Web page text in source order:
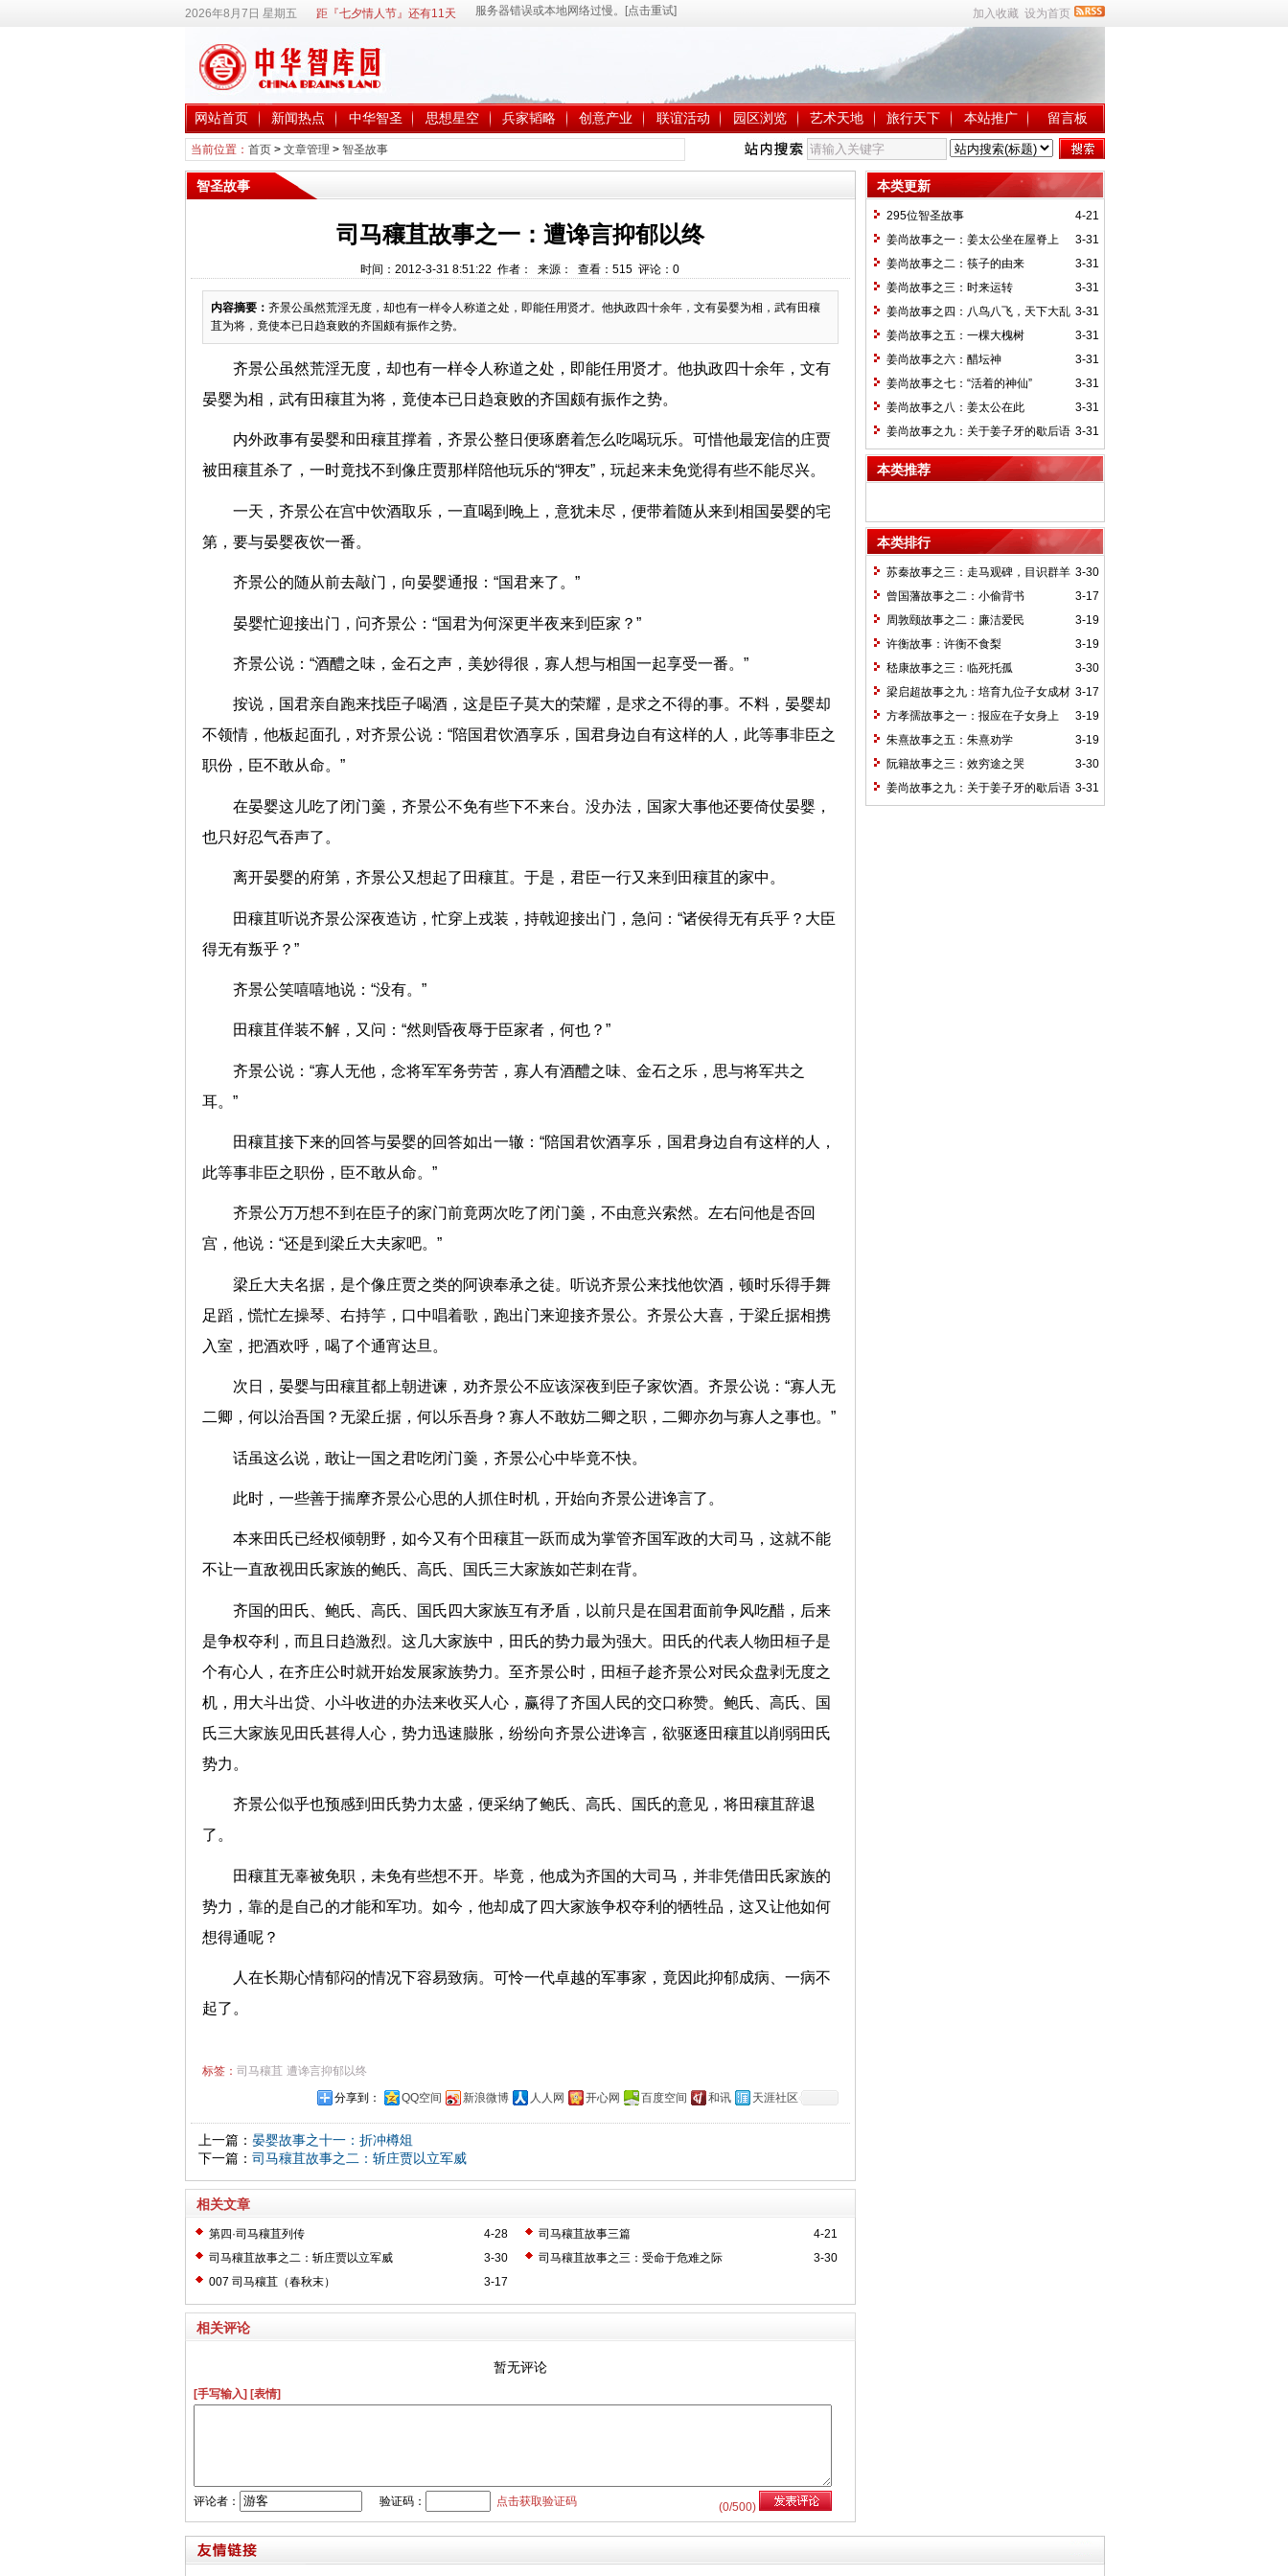
2026年8月7日 星期五 距『七夕情人节』还有11天 加入收藏 设为首页
网站首页 新闻热点 中华智圣 思想星空 兵家韬略 创意产业 联谊活动 园区浏览 艺术天地 旅行天下 本站推广 留言板
当前位置： 首页> 文章管理 > 智圣故事
智圣故事
司马穰苴故事之一：遭谗言抑郁以终
时间：2012-3-31 8:51:22 作者： 来源： 查看： 515 评论： 0
内容摘要： 齐景公虽然荒淫无度，却也有一样令人称道之处，即能任用贤才。他执政四十余年，文有晏婴为相，武有田穰
苴为将，竟使本已日趋衰败的齐国颇有振作之势。
齐景公虽然荒淫无度，却也有一样令人称道之处，即能任用贤才。他执政四十余年，文有
晏婴为相，武有田穰苴为将，竟使本已日趋衰败的齐国颇有振作之势。
内外政事有晏婴和田穰苴撑着，齐景公整日便琢磨着怎么吃喝玩乐。可惜他最宠信的庄贾
被田穰苴杀了，一时竟找不到像庄贾那样陪他玩乐的“狎友”，玩起来未免觉得有些不能尽兴。
一天，齐景公在宫中饮酒取乐，一直喝到晚上，意犹未尽，便带着随从来到相国晏婴的宅
第，要与晏婴夜饮一番。
齐景公的随从前去敲门，向晏婴通报：“国君来了。”
晏婴忙迎接出门，问齐景公：“国君为何深更半夜来到臣家？”
齐景公说：“酒醴之味，金石之声，美妙得很，寡人想与相国一起享受一番。”
按说，国君亲自跑来找臣子喝酒，这是臣子莫大的荣耀，是求之不得的事。不料，晏婴却
不领情，他板起面孔，对齐景公说：“陪国君饮酒享乐，国君身边自有这样的人，此等事非臣之
职份，臣不敢从命。”
在晏婴这儿吃了闭门羹，齐景公不免有些下不来台。没办法，国家大事他还要倚仗晏婴，
也只好忍气吞声了。
离开晏婴的府第，齐景公又想起了田穰苴。于是，君臣一行又来到田穰苴的家中。
田穰苴听说齐景公深夜造访，忙穿上戎装，持戟迎接出门，急问：“诸侯得无有兵乎？大臣
得无有叛乎？”
齐景公笑嘻嘻地说：“没有。”
田穰苴佯装不解，又问：“然则昏夜辱于臣家者，何也？”
齐景公说：“寡人无他，念将军军务劳苦，寡人有酒醴之味、金石之乐，思与将军共之
耳。”
田穰苴接下来的回答与晏婴的回答如出一辙：“陪国君饮酒享乐，国君身边自有这样的人，
此等事非臣之职份，臣不敢从命。”
齐景公万万想不到在臣子的家门前竟两次吃了闭门羹，不由意兴索然。左右问他是否回
宫，他说：“还是到梁丘大夫家吧。”
梁丘大夫名据，是个像庄贾之类的阿谀奉承之徒。听说齐景公来找他饮酒，顿时乐得手舞
足蹈，慌忙左操琴、右持竽，口中唱着歌，跑出门来迎接齐景公。齐景公大喜，于梁丘据相携
入室，把酒欢呼，喝了个通宵达旦。
次日，晏婴与田穰苴都上朝进谏，劝齐景公不应该深夜到臣子家饮酒。齐景公说：“寡人无
二卿，何以治吾国？无梁丘据，何以乐吾身？寡人不敢妨二卿之职，二卿亦勿与寡人之事也。”
话虽这么说，敢让一国之君吃闭门羹，齐景公心中毕竟不快。
此时，一些善于揣摩齐景公心思的人抓住时机，开始向齐景公进谗言了。
本来田氏已经权倾朝野，如今又有个田穰苴一跃而成为掌管齐国军政的大司马，这就不能
不让一直敌视田氏家族的鲍氏、高氏、国氏三大家族如芒刺在背。
齐国的田氏、鲍氏、高氏、国氏四大家族互有矛盾，以前只是在国君面前争风吃醋，后来
是争权夺利，而且日趋激烈。这几大家族中，田氏的势力最为强大。田氏的代表人物田桓子是
个有心人，在齐庄公时就开始发展家族势力。至齐景公时，田桓子趁齐景公对民众盘剥无度之
机，用大斗出贷、小斗收进的办法来收买人心，赢得了齐国人民的交口称赞。鲍氏、高氏、国
氏三大家族见田氏甚得人心，势力迅速臌胀，纷纷向齐景公进谗言，欲驱逐田穰苴以削弱田氏
势力。
齐景公似乎也预感到田氏势力太盛，便采纳了鲍氏、高氏、国氏的意见，将田穰苴辞退
了。
田穰苴无辜被免职，未免有些想不开。毕竟，他成为齐国的大司马，并非凭借田氏家族的
势力，靠的是自己的才能和军功。如今，他却成了四大家族争权夺利的牺牲品，这又让他如何
想得通呢？
人在长期心情郁闷的情况下容易致病。可怜一代卓越的军事家，竟因此抑郁成病、一病不
起了。
标签： 司马穰苴 遭谗言抑郁以终
分享到：
QQ空间 新浪微博 人人网 开心网 百度空间 和讯 天涯社区
上一篇： 晏婴故事之十一：折冲樽俎
下一篇： 司马穰苴故事之二：斩庄贾以立军威
相关文章
4-28
第四·司马穰苴列传 4-21
司马穰苴故事三篇
3-30
司马穰苴故事之二：斩庄贾以立军威 3-30
司马穰苴故事之三：受命于危难之际
3-17
007 司马穰苴（春秋末）
相关评论
暂无评论
[手写输入] [表情]
(0/500)
评论者： 验证码： 点击获取验证码
本类更新
4-21
295位智圣故事
3-31
姜尚故事之一：姜太公坐在屋脊上
3-31
姜尚故事之二：筷子的由来
3-31
姜尚故事之三：时来运转
3-31
姜尚故事之四：八鸟八飞，天下大乱
3-31
姜尚故事之五：一棵大槐树
3-31
姜尚故事之六：醋坛神
3-31
姜尚故事之七：“活着的神仙”
3-31
姜尚故事之八：姜太公在此
3-31
姜尚故事之九：关于姜子牙的歇后语
本类推荐
本类排行
3-30
苏秦故事之三：走马观碑，目识群羊
3-17
曾国藩故事之二：小偷背书
3-19
周敦颐故事之二：廉洁爱民
3-19
许衡故事：许衡不食梨
3-30
嵇康故事之三：临死托孤
3-17
梁启超故事之九：培育九位子女成材
的神奇“小妾”——王桂荃
3-19
方孝孺故事之一：报应在子女身上
3-19
朱熹故事之五：朱熹劝学
3-30
阮籍故事之三：效穷途之哭
3-31
姜尚故事之九：关于姜子牙的歇后语